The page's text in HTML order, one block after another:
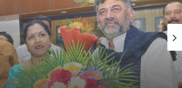
ನೂತನ ಸದಸ್ಯೆ ಗಾಯತ್ರಿ ಶಾಂತೇಗೌಡ
ಸ್ವೀಕಾರ*